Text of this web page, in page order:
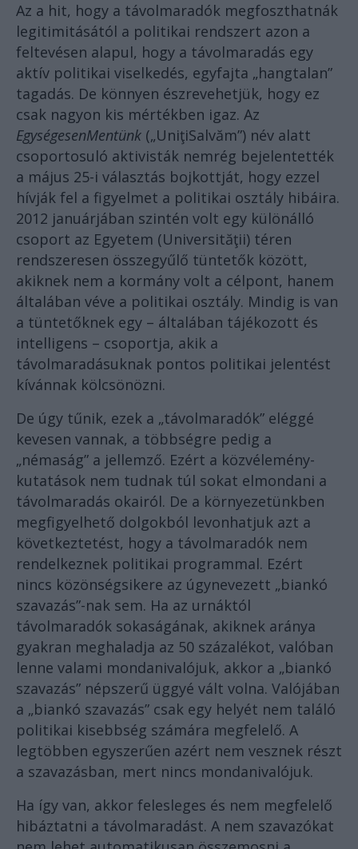
Az a hit, hogy a távolmaradók megfoszthatnák
legitimitásától a politikai rendszert azon a
feltevésen alapul, hogy a távolmaradás egy
aktív politikai viselkedés, egyfajta „hangtalan”
tagadás. De könnyen észrevehetjük, hogy ez
csak nagyon kis mértékben igaz. Az
EgységesenMentünk („UniţiSalvăm”) név alatt
csoportosuló aktivisták nemrég bejelentették
a május 25-i választás bojkottját, hogy ezzel
hívják fel a figyelmet a politikai osztály hibáira.
2012 januárjában szintén volt egy különálló
csoport az Egyetem (Universităţii) téren
rendszeresen összegyűlő tüntetők között,
akiknek nem a kormány volt a célpont, hanem
általában véve a politikai osztály. Mindig is van
a tüntetőknek egy – általában tájékozott és
intelligens – csoportja, akik a
távolmaradásuknak pontos politikai jelentést
kívánnak kölcsönözni.
De úgy tűnik, ezek a „távolmaradók” eléggé
kevesen vannak, a többségre pedig a
„némaság” a jellemző. Ezért a közvélemény-
kutatások nem tudnak túl sokat elmondani a
távolmaradás okairól. De a környezetünkben
megfigyelhető dolgokból levonhatjuk azt a
következtetést, hogy a távolmaradók nem
rendelkeznek politikai programmal. Ezért
nincs közönségsikere az úgynevezett „biankó
szavazás”-nak sem. Ha az urnáktól
távolmaradók sokaságának, akiknek aránya
gyakran meghaladja az 50 százalékot, valóban
lenne valami mondanivalójuk, akkor a „biankó
szavazás” népszerű üggyé vált volna. Valójában
a „biankó szavazás” csak egy helyét nem találó
politikai kisebbség számára megfelelő. A
legtöbben egyszerűen azért nem vesznek részt
a szavazásban, mert nincs mondanivalójuk.
Ha így van, akkor felesleges és nem megfelelő
hibáztatni a távolmaradást. A nem szavazókat